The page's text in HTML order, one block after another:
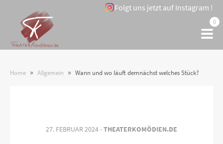
Folgt uns jetzt auf Instagram !
0
Home » Allgemein » Wann und wo läuft demnächst welches Stück?
27. FEBRUAR 2024 -THEATERKOMÖDIEN.DE